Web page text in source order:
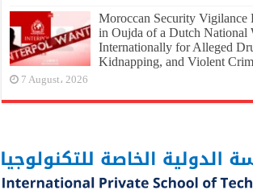
Moroccan Security Vigilance
in Oujda of a Dutch National
Internationally for Alleged
Kidnapping, and Violent
7 August، 2026